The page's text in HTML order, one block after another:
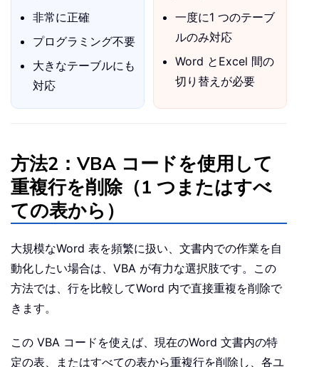
非常に正確
プログラミング不要
大きなテーブルにも
対応
一度に1 つのテーブ
ルのみ対応
Word とExcel 間の
切り替えが必要
方法2：VBA コードを使用して
重複行を削除（1 つまたはすべ
ての表から）
大規模なWord 表を頻繁に扱い、文書内での作業を自
動化したい場合は、VBA が有力な選択肢です。この
方法では、行を比較してWord 内で直接重複を削除で
きます。
この VBA コードを使えば、現在のWord 文書内の特
定の表、またはすべての表から重複行を削除し、各ユ